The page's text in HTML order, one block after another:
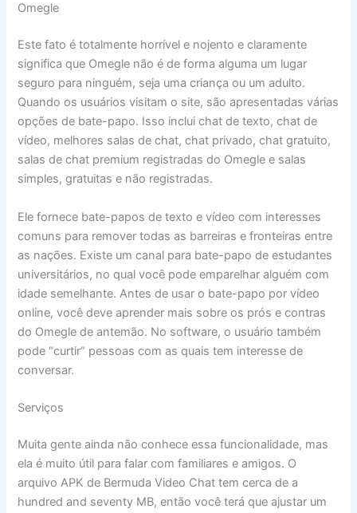
Omegle
Este fato é totalmente horrível e nojento e claramente
significa que Omegle não é de forma alguma um lugar
seguro para ninguém, seja uma criança ou um adulto.
Quando os usuários visitam o site, são apresentadas várias
opções de bate-papo. Isso inclui chat de texto, chat de
vídeo, melhores salas de chat, chat privado, chat gratuito,
salas de chat premium registradas do Omegle e salas
simples, gratuitas e não registradas.
Ele fornece bate-papos de texto e vídeo com interesses
comuns para remover todas as barreiras e fronteiras entre
as nações. Existe um canal para bate-papo de estudantes
universitários, no qual você pode emparelhar alguém com
idade semelhante. Antes de usar o bate-papo por vídeo
online, você deve aprender mais sobre os prós e contras
do Omegle de antemão. No software, o usuário também
pode “curtir” pessoas com as quais tem interesse de
conversar.
Serviços
Muita gente ainda não conhece essa funcionalidade, mas
ela é muito útil para falar com familiares e amigos. O
arquivo APK de Bermuda Video Chat tem cerca de a
hundred and seventy MB, então você terá que ajustar um